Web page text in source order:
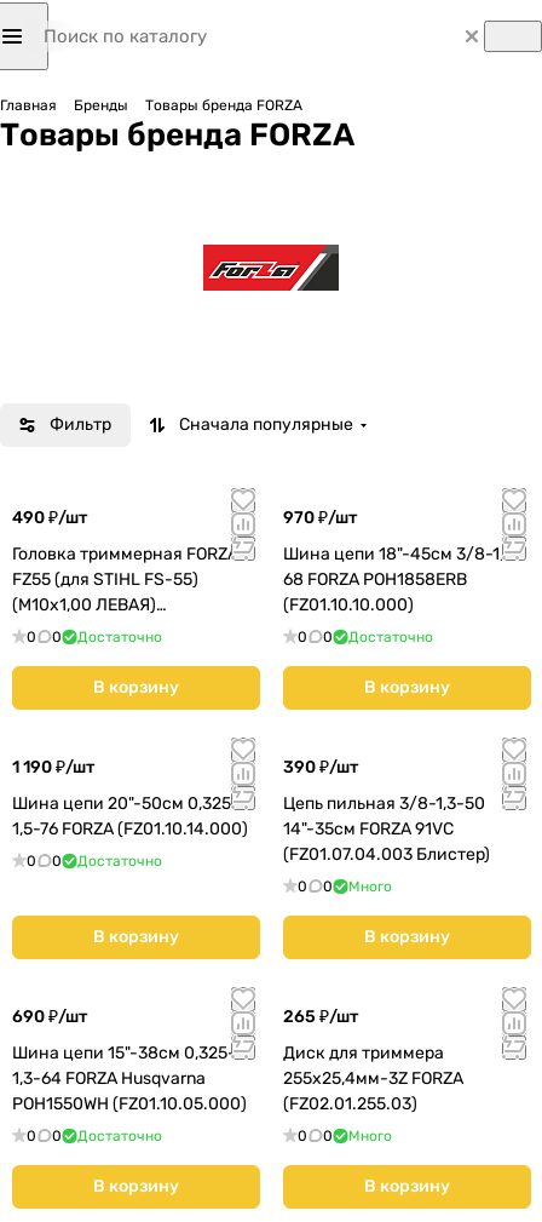
Главная Бренды Товары бренда FORZA
Товары бренда FORZA
Фильтр Сначала популярные
490 ₽/шт
Головка триммерная FORZA
FZ55 (для STIHL FS-55)
(M10х1,00 ЛЕВАЯ)
(02.01.01/02/03/04.006)
0 0 Достаточно
В корзину
970 ₽/шт
Шина цепи 18"-45см 3/8-1,5-
68 FORZA POH1858ERB
(FZ01.10.10.000)
0 0 Достаточно
В корзину
1 190 ₽/шт
Шина цепи 20"-50см 0,325-
1,5-76 FORZA (FZ01.10.14.000)
0 0 Достаточно
В корзину
390 ₽/шт
Цепь пильная 3/8-1,3-50
14"-35см FORZA 91VC
(FZ01.07.04.003 Блистер)
0 0 Много
В корзину
690 ₽/шт
Шина цепи 15"-38см 0,325-
1,3-64 FORZA Husqvarna
POH1550WH (FZ01.10.05.000)
0 0 Достаточно
В корзину
265 ₽/шт
Диск для триммера
255x25,4мм-3Z FORZA
(FZ02.01.255.03)
0 0 Много
В корзину